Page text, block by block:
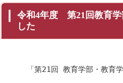
令和4年度 第21回教育学
した
「第21回 教育学部・教育